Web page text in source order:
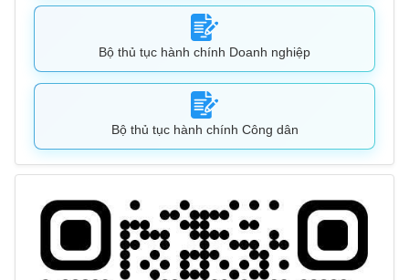
Bộ thủ tục hành chính Doanh nghiệp
Bộ thủ tục hành chính Công dân